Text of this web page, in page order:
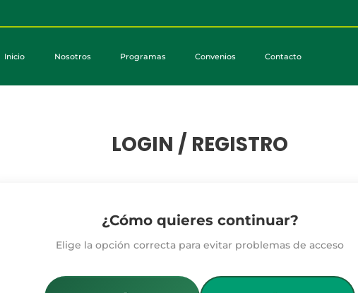
Inicio Nosotros Programas Convenios Contacto
LOGIN / REGISTRO
¿Cómo quieres continuar?
Elige la opción correcta para evitar problemas de acceso